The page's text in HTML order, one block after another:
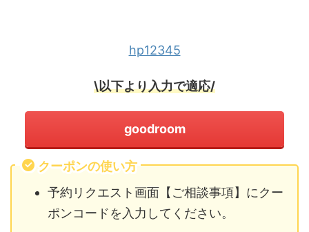
hp12345
\以下より入力で適応/
goodroom
クーポンの使い方
予約リクエスト画面【ご相談事項】にクー
ポンコードを入力してください。